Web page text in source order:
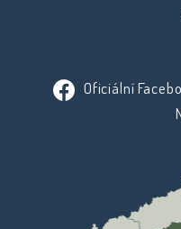
Oficiální